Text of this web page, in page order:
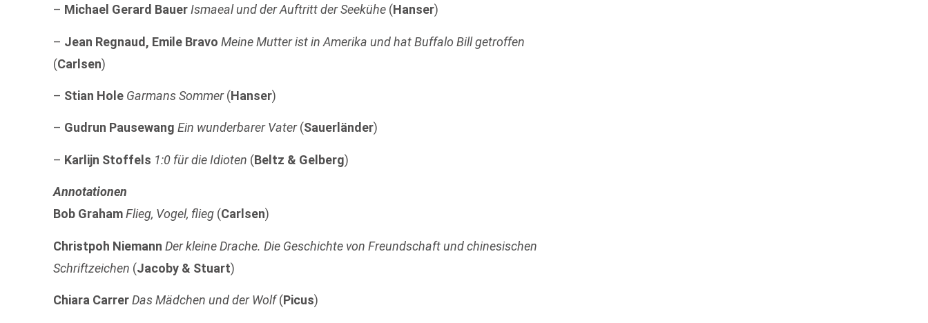
– Michael Gerard Bauer Ismaeal und der Auftritt der Seekühe (Hanser)
– Jean Regnaud, Emile Bravo Meine Mutter ist in Amerika und hat Buffalo Bill getroffen
(Carlsen)
– Stian Hole Garmans Sommer(Hanser)
– Gudrun Pausewang Ein wunderbarer Vater(Sauerländer)
– Karlijn Stoffels 1:0 für die Idioten (Beltz & Gelberg)
Annotationen
Bob Graham Flieg, Vogel, flieg (Carlsen)
Christpoh Niemann Der kleine Drache. Die Geschichte von Freundschaft und chinesischen
Schriftzeichen (Jacoby & Stuart)
Chiara Carrer Das Mädchen und der Wolf(Picus)